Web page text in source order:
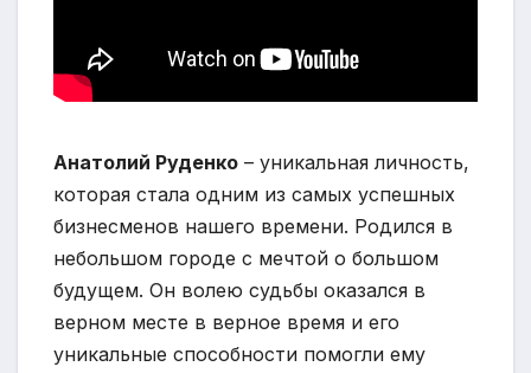
Анатолий Руденко – уникальная личность,
которая стала одним из самых успешных
бизнесменов нашего времени. Родился в
небольшом городе с мечтой о большом
будущем. Он волею судьбы оказался в
верном месте в верное время и его
уникальные способности помогли ему